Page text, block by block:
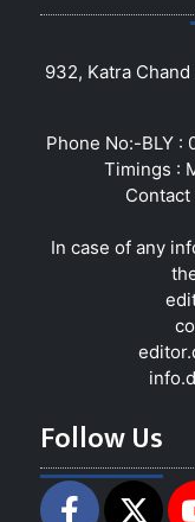
932, Katra
Phone No:-BLY :
Timings :
Contact
In case of any
Follow Us